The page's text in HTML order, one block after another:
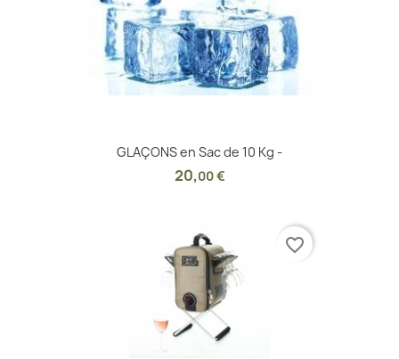
GLAÇONS en Sac de 10 Kg -
20,00 €
favorite_border